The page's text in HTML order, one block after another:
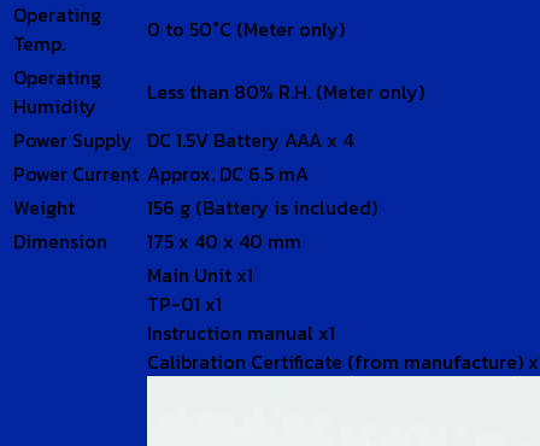
Operating
Temp.
0 to 50°C (Meter only)
Operating
Humidity
Less than 80% R.H. (Meter only)
Power Supply DC 1.5V Battery AAA x 4
Power Current Approx. DC 6.5 mA
Weight
156 g (Battery is included)
Dimension
175 x 40 x 40 mm
Main Unit x1
TP-01 x1
Instruction manual x1
Calibration Certificate (from manufacture)